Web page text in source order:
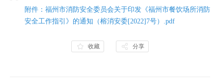
附件：福州市消防安全委员会关于印发《福州市餐饮场所消防
安全工作指引》的通知（榕消安委[2022]7号）.pdf
收藏 分享